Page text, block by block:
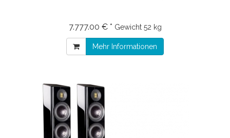
7.777.00 € * Gewicht 52 kg
Mehr Informationen